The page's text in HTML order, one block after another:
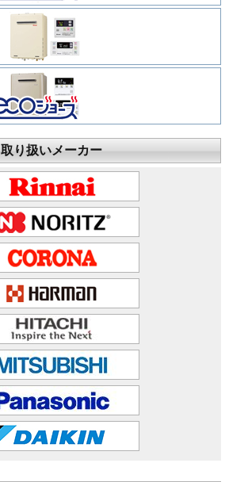
取り扱いメーカー